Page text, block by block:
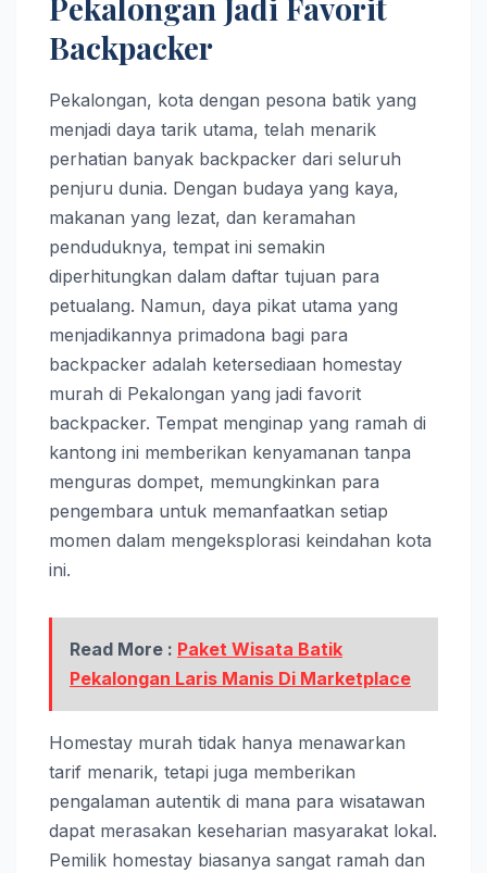
Backpacker
Pekalongan, kota dengan pesona batik yang
menjadi daya tarik utama, telah menarik
perhatian banyak backpacker dari seluruh
penjuru dunia. Dengan budaya yang kaya,
makanan yang lezat, dan keramahan
penduduknya, tempat ini semakin
diperhitungkan dalam daftar tujuan para
petualang. Namun, daya pikat utama yang
menjadikannya primadona bagi para
backpacker adalah ketersediaan homestay
murah di Pekalongan yang jadi favorit
backpacker. Tempat menginap yang ramah di
kantong ini memberikan kenyamanan tanpa
menguras dompet, memungkinkan para
pengembara untuk memanfaatkan setiap
momen dalam mengeksplorasi keindahan kota
ini.
Read More : Paket Wisata Batik
Pekalongan Laris Manis Di Marketplace
Homestay murah tidak hanya menawarkan
tarif menarik, tetapi juga memberikan
pengalaman autentik di mana para wisatawan
dapat merasakan keseharian masyarakat lokal.
Pemilik homestay biasanya sangat ramah dan